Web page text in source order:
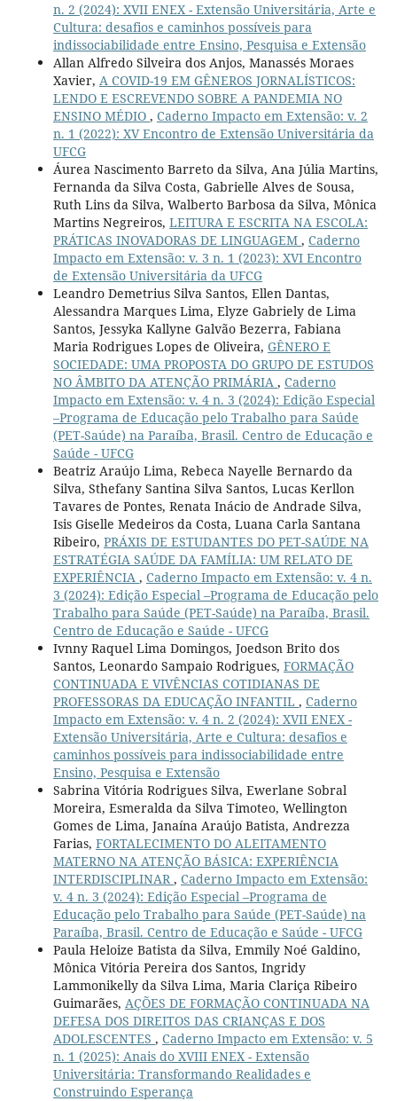
n. 2 (2024): XVII ENEX - Extensão Universitária, Arte e
Cultura: desafios e caminhos possíveis para
indissociabilidade entre Ensino, Pesquisa e Extensão
Allan Alfredo Silveira dos Anjos, Manassés Moraes
Xavier, A COVID-19 EM GÊNEROS JORNALÍSTICOS:
LENDO E ESCREVENDO SOBRE A PANDEMIA NO
ENSINO MÉDIO , Caderno Impacto em Extensão: v. 2
n. 1 (2022): XV Encontro de Extensão Universitária da
UFCG
Áurea Nascimento Barreto da Silva, Ana Júlia Martins,
Fernanda da Silva Costa, Gabrielle Alves de Sousa,
Ruth Lins da Silva, Walberto Barbosa da Silva, Mônica
Martins Negreiros, LEITURA E ESCRITA NA ESCOLA:
PRÁTICAS INOVADORAS DE LINGUAGEM , Caderno
Impacto em Extensão: v. 3 n. 1 (2023): XVI Encontro
de Extensão Universitária da UFCG
Leandro Demetrius Silva Santos, Ellen Dantas,
Alessandra Marques Lima, Elyze Gabriely de Lima
Santos, Jessyka Kallyne Galvão Bezerra, Fabiana
Maria Rodrigues Lopes de Oliveira, GÊNERO E
SOCIEDADE: UMA PROPOSTA DO GRUPO DE ESTUDOS
NO ÂMBITO DA ATENÇÃO PRIMÁRIA , Caderno
Impacto em Extensão: v. 4 n. 3 (2024): Edição Especial
–Programa de Educação pelo Trabalho para Saúde
(PET-Saúde) na Paraíba, Brasil. Centro de Educação e
Saúde - UFCG
Beatriz Araújo Lima, Rebeca Nayelle Bernardo da
Silva, Sthefany Santina Silva Santos, Lucas Kerllon
Tavares de Pontes, Renata Inácio de Andrade Silva,
Isis Giselle Medeiros da Costa, Luana Carla Santana
Ribeiro, PRÁXIS DE ESTUDANTES DO PET-SAÚDE NA
ESTRATÉGIA SAÚDE DA FAMÍLIA: UM RELATO DE
EXPERIÊNCIA , Caderno Impacto em Extensão: v. 4 n.
3 (2024): Edição Especial –Programa de Educação pelo
Trabalho para Saúde (PET-Saúde) na Paraíba, Brasil.
Centro de Educação e Saúde - UFCG
Ivnny Raquel Lima Domingos, Joedson Brito dos
Santos, Leonardo Sampaio Rodrigues, FORMAÇÃO
CONTINUADA E VIVÊNCIAS COTIDIANAS DE
PROFESSORAS DA EDUCAÇÃO INFANTIL , Caderno
Impacto em Extensão: v. 4 n. 2 (2024): XVII ENEX -
Extensão Universitária, Arte e Cultura: desafios e
caminhos possíveis para indissociabilidade entre
Ensino, Pesquisa e Extensão
Sabrina Vitória Rodrigues Silva, Ewerlane Sobral
Moreira, Esmeralda da Silva Timoteo, Wellington
Gomes de Lima, Janaína Araújo Batista, Andrezza
Farias, FORTALECIMENTO DO ALEITAMENTO
MATERNO NA ATENÇÃO BÁSICA: EXPERIÊNCIA
INTERDISCIPLINAR , Caderno Impacto em Extensão:
v. 4 n. 3 (2024): Edição Especial –Programa de
Educação pelo Trabalho para Saúde (PET-Saúde) na
Paraíba, Brasil. Centro de Educação e Saúde - UFCG
Paula Heloize Batista da Silva, Emmily Noé Galdino,
Mônica Vitória Pereira dos Santos, Ingridy
Lammonikelly da Silva Lima, Maria Clariça Ribeiro
Guimarães, AÇÕES DE FORMAÇÃO CONTINUADA NA
DEFESA DOS DIREITOS DAS CRIANÇAS E DOS
ADOLESCENTES , Caderno Impacto em Extensão: v. 5
n. 1 (2025): Anais do XVIII ENEX - Extensão
Universitária: Transformando Realidades e
Construindo Esperança